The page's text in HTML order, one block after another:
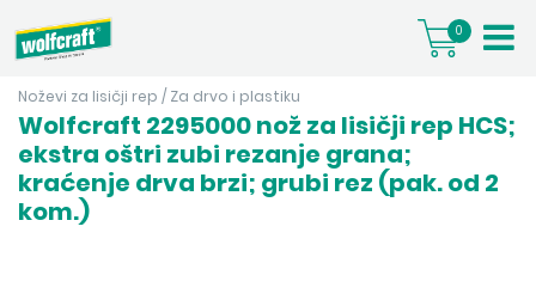
0
Noževi za lisičji rep / Za drvo i plastiku
Wolfcraft 2295000 nož za lisičji rep HCS;
ekstra oštri zubi rezanje grana;
kraćenje drva brzi; grubi rez (pak. od 2
kom.)